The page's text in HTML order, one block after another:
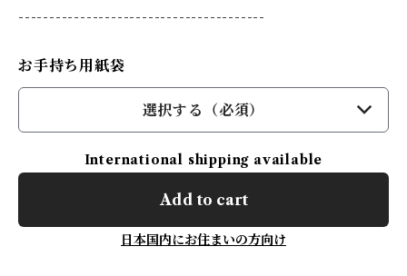
----------------------------------------
お手持ち用紙袋
選択する（必須）
International shipping available
Add to cart
日本国内にお住まいの方向け